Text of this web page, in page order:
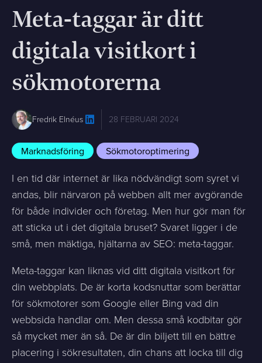
Meta-taggar är ditt
digitala visitkort i
sökmotorerna
Fredrik Elnéus 28 FEBRUARI 2024
Marknadsföring Sökmotoroptimering
I en tid där internet är lika nödvändigt som syret vi
andas, blir närvaron på webben allt mer avgörande
för både individer och företag. Men hur gör man för
att sticka ut i det digitala bruset? Svaret ligger i de
små, men mäktiga, hjältarna av SEO: meta-taggar.
Meta-taggar kan liknas vid ditt digitala visitkort för
din webbplats. De är korta kodsnuttar som berättar
för sökmotorer som Google eller Bing vad din
webbsida handlar om. Men dessa små kodbitar gör
så mycket mer än så. De är din biljett till en bättre
placering i sökresultaten, din chans att locka till dig